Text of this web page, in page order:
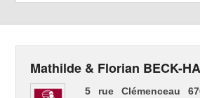
Mathilde & Florian BECK-
5 rue Clémenceau